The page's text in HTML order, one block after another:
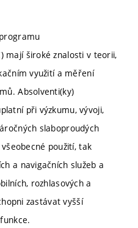
mají široké znalosti v teorii,
využití a měření
Absolventi(ky)
při výzkumu, vývoji,
slaboproudých
použití, tak
a navigačních služeb a
rozhlasových a
zastávat vyšší